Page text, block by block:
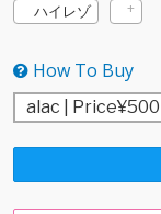
ハイレゾ
How To Buy